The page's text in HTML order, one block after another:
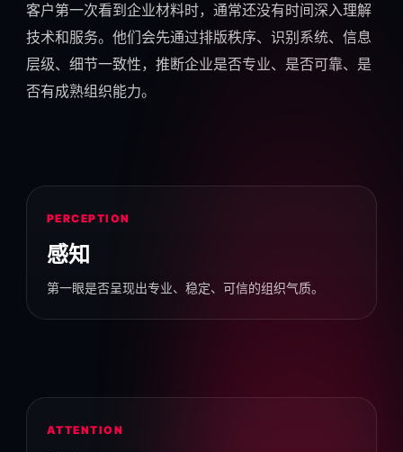
客户第一次看到企业材料时，通常还没有时间深入理解
技术和服务。他们会先通过排版秩序、识别系统、信息
层级、细节一致性，推断企业是否专业、是否可靠、是
否有成熟组织能力。
PERCEPTION
感知
第一眼是否呈现出专业、稳定、可信的组织气质。
ATTENTION